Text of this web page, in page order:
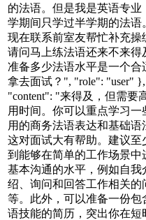
的法语。但是我是英语专业
学期间只学过半学期的法语
现在联系前室友帮忙补充操
请问马上练法语还来不来得
准备多少法语水平是一个合
拿去面试？", "role": "user"
"content": "来得及，但需要
用时间。你可以重点学习一
用的商务法语表达和基础语
这对面试大有帮助。建议至
到能够在简单的工作场景中
基本沟通的水平，例如自我
绍、询问和回答工作相关的
等。此外，可以准备一份包
语技能的简历，突出你在短